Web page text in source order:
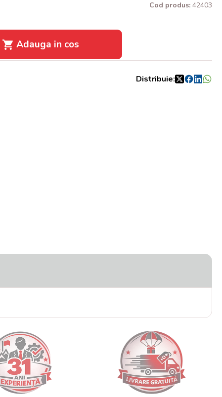
Cod produs: 42403
Adauga in cos
Distribuie: